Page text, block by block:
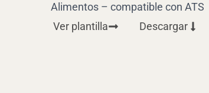
Alimentos – compatible con ATS
Ver plantilla
Descargar